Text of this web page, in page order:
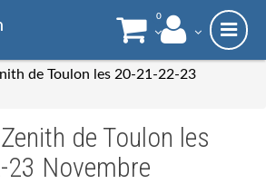
0
de Toulon les 20-21-22-23
de Toulon les
23 Novembre